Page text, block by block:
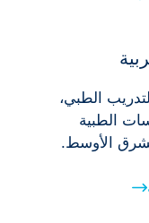
الطبي،
الطبية
الأوسط.